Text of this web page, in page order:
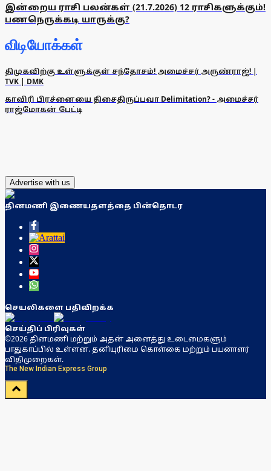
இன்றைய ராசி பலன்கள் (21.7.2026) 12 ராசிகளுக்கும்!
பணநெருக்கடி யாருக்கு?
விடியோக்கள்
திமுகவிற்கு உள்ளுக்குள் சந்தோசம்! அமைச்சர் அருண்ராஜ்! |
TVK | DMK
காவிரி பிரச்னையை திசைதிருப்பவா Delimitation? - அமைச்சர்
ராஜ்மோகன் பேட்டி
Advertise with us
தினமணி இணையதளத்தை பின்தொடர
செயலிகளை பதிவிறக்க
செய்திப் பிரிவுகள்
©2026 தினமணி மற்றும் அதன் அனைத்து உடைமைகளும்
பாதுகாப்பில் உள்ளன. தனியுரிமை கொள்கை மற்றும் பயனாளர்
விதிமுறைகள்.
The New Indian Express Group